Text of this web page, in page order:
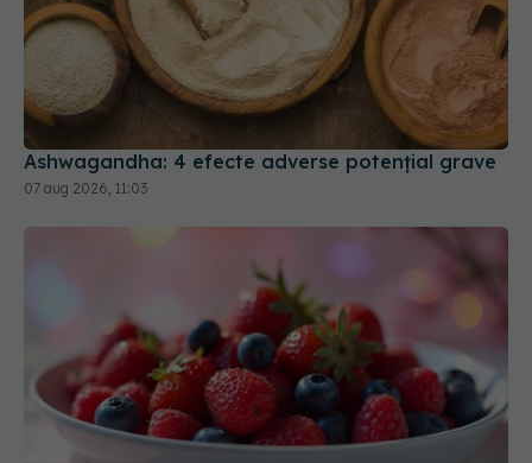
Ashwagandha: 4 efecte adverse potențial grave
07 aug 2026, 11:03